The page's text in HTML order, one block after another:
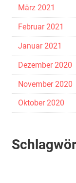
März 2021
Februar 2021
Januar 2021
Dezember 2020
November 2020
Oktober 2020